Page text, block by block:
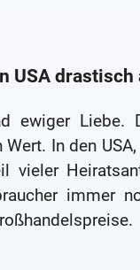
USA
ewiger Liebe.
In den
vieler
immer